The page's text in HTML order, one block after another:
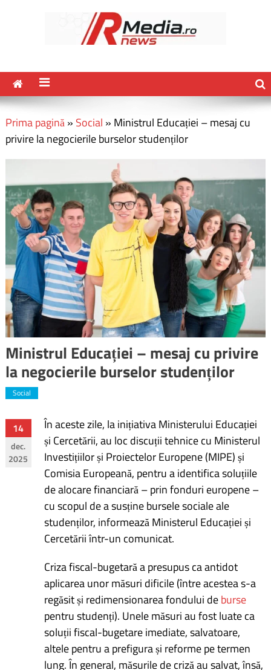
Prima pagină» Social » Ministrul Educației – mesaj cu
privire la negocierile burselor studenților
Ministrul Educației – mesaj cu privire
la negocierile burselor studenților
Social
14
dec.
2025
În aceste zile, la inițiativa Ministerului Educației
și Cercetării, au loc discuții tehnice cu Ministerul
Investițiilor și Proiectelor Europene (MIPE) și
Comisia Europeană, pentru a identifica soluțiile
de alocare financiară – prin fonduri europene –
cu scopul de a susține bursele sociale ale
studenților, informează Ministerul Educației și
Cercetării într-un comunicat.
Criza fiscal-bugetară a presupus ca antidot
aplicarea unor măsuri dificile (între acestea s-a
regăsit și redimensionarea fondului deburse
pentru studenți). Unele măsuri au fost luate ca
soluții fiscal-bugetare imediate, salvatoare,
altele pentru a prefigura și reforme pe termen
lung. În general, măsurile de criză au salvat, însă,
Navigare
în
articole